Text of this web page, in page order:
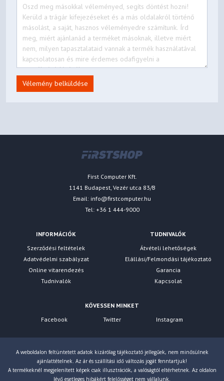
Vélemény belküldése
First Computer Kft.
1141 Budapest, Vezér utca 83/B
Email: info@firstcomputer.hu
Tel: +36 1 444-9000
INFORMÁCIÓK
Szerződési feltételek
Adatvédelmi szabályzat
Online vitarendezés
Tudnivalók
TUDNIVALÓK
Átvételi lehetőségek
Elállási/Felmondási tájékoztató
Garancia
Kapcsolat
KÖVESSEN MINKET
Facebook
Twitter Instagram
A weboldalon feltüntetett adatok kizárólag tájékoztató jellegűek, nem minősülnek
ajánlattételnek. Az ár és szállítási idő változás jogát fenntartjuk!
A termékeknél megjelenített képek csak illusztrációk, a valóságtól eltérhetnek. Az oldalon
lévő esetleges hibákért felelősséget nem vállalunk.